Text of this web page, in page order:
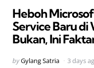
Heboh
Service Baru di
Bukan, Ini
Posted
byGylang Satria 3 days